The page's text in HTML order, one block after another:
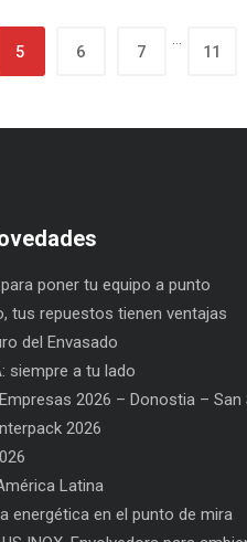
5 6 7 11
poner tu equipo a punto
tus repuestos tienen ventajas
del Envasado
siempre a tu lado
2026 – Donostia – San
2026
Latina
energética en el punto de mira